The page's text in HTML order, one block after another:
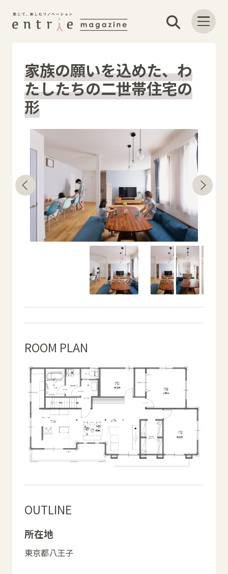
家族の願いを込めた、わ
たしたちの二世帯住宅の
形
ROOM PLAN
OUTLINE
所在地
東京都八王子